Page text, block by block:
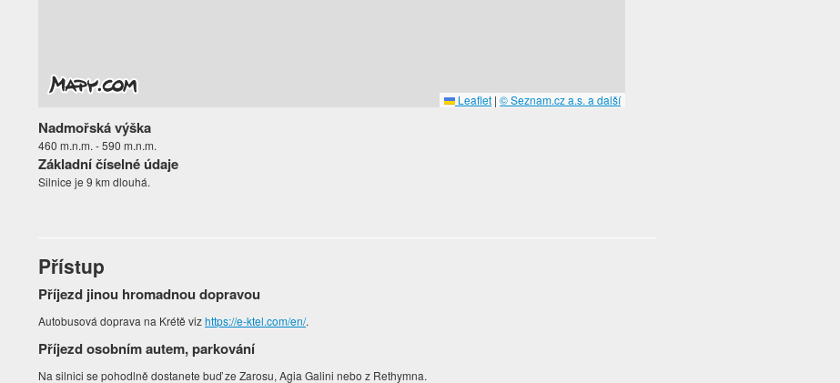
Leaflet | © Seznam.cz a.s. a další
Nadmořská výška
460 m.n.m. - 590 m.n.m.
Základní číselné údaje
Silnice je 9 km dlouhá.
Přístup
Příjezd jinou hromadnou dopravou
Autobusová doprava na Krétě vizhttps://e-ktel.com/en/.
Příjezd osobním autem, parkování
Na silnici se pohodlně dostanete buď ze Zarosu, Agia Galini nebo z Rethymna.